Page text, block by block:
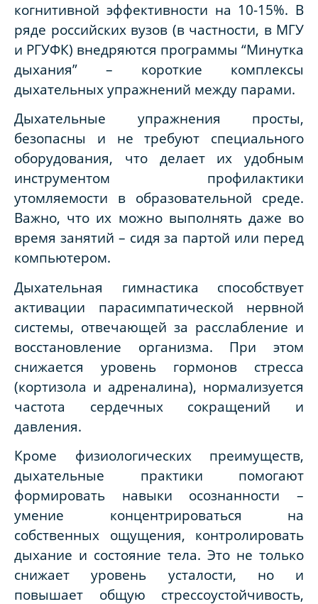
когнитивной эффективности на 10-15%. В
ряде российских вузов (в частности, в МГУ
и РГУФК) внедряются программы “Минутка
дыхания” – короткие комплексы
дыхательных упражнений между парами.
Дыхательные упражнения просты,
безопасны и не требуют специального
оборудования, что делает их удобным
инструментом профилактики
утомляемости в образовательной среде.
Важно, что их можно выполнять даже во
время занятий – сидя за партой или перед
компьютером.
Дыхательная гимнастика способствует
активации парасимпатической нервной
системы, отвечающей за расслабление и
восстановление организма. При этом
снижается уровень гормонов стресса
(кортизола и адреналина), нормализуется
частота сердечных сокращений и
давления.
Кроме физиологических преимуществ,
дыхательные практики помогают
формировать навыки осознанности –
умение концентрироваться на
собственных ощущения, контролировать
дыхание и состояние тела. Это не только
снижает уровень усталости, но и
повышает общую стрессоустойчивость,